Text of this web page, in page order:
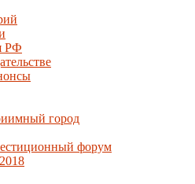
РФ
город
форум